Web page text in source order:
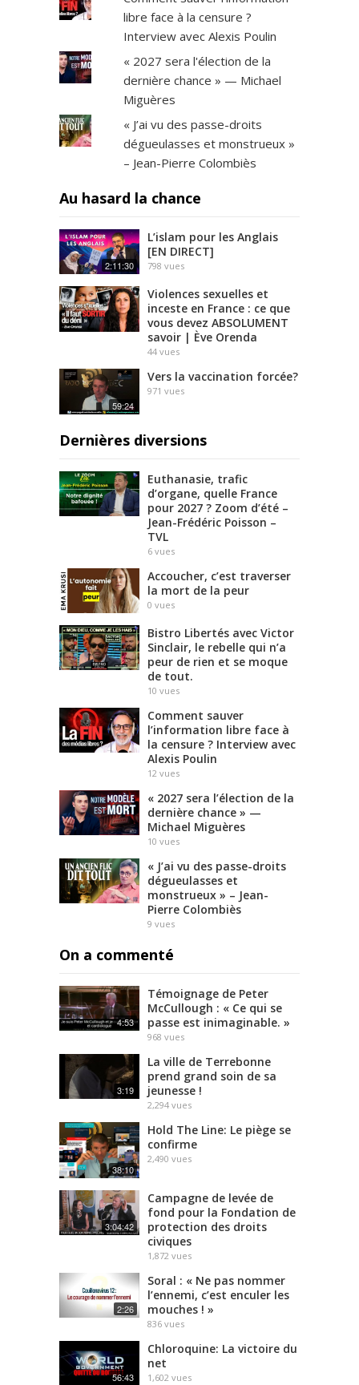
libre face à la censure ?
Interview avec Alexis Poulin
« 2027 sera l'élection de la
dernière chance » — Michael
Miguères
« J’ai vu des passe-droits
dégueulasses et monstrueux »
– Jean-Pierre Colombiès
Au hasard la chance
2:11:30
L’islam pour les Anglais
[EN DIRECT]
798 vues
Violences sexuelles et
inceste en France : ce que
vous devez ABSOLUMENT
savoir | Ève Orenda
44 vues
59:24
Vers la vaccination forcée?
971 vues
Dernières diversions
Euthanasie, trafic
d’organe, quelle France
pour 2027 ? Zoom d’été –
Jean-Frédéric Poisson –
TVL
6 vues
Accoucher, c’est traverser
la mort de la peur
0 vues
Bistro Libertés avec Victor
Sinclair, le rebelle qui n’a
peur de rien et se moque
de tout.
10 vues
Comment sauver
l’information libre face à
la censure ? Interview avec
Alexis Poulin
12 vues
« 2027 sera l’élection de la
dernière chance » —
Michael Miguères
10 vues
« J’ai vu des passe-droits
dégueulasses et
monstrueux » – Jean-
Pierre Colombiès
9 vues
On a commenté
4:53
Témoignage de Peter
McCullough : « Ce qui se
passe est inimaginable. »
968 vues
3:19
La ville de Terrebonne
prend grand soin de sa
jeunesse !
2,294 vues
38:10
Hold The Line: Le piège se
confirme
2,490 vues
3:04:42
Campagne de levée de
fond pour la Fondation de
protection des droits
civiques
1,872 vues
2:26
Soral : « Ne pas nommer
l’ennemi, c’est enculer les
mouches ! »
836 vues
56:43
Chloroquine: La victoire du
net
1,602 vues